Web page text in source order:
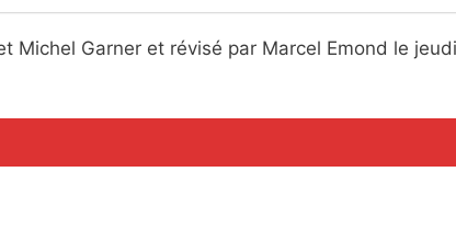
Michel Garner et révisé par Marcel Emond le